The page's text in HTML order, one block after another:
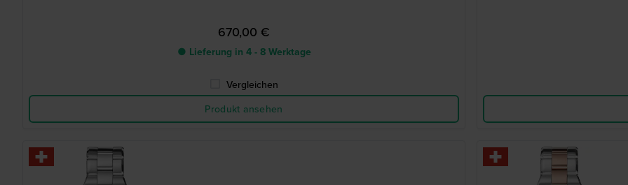
670,00 €
● Lieferung in 4 - 8 Werktage
Vergleichen
Produkt ansehen